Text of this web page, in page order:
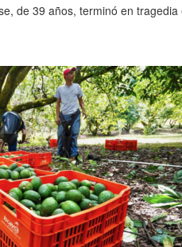
de 39 años, terminó en